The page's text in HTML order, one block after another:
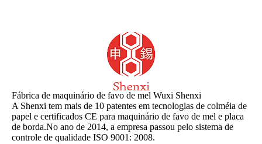
Fábrica de maquinário de favo de mel Wuxi Shenxi
A Shenxi tem mais de 10 patentes em tecnologias de colméia de
papel e certificados CE para maquinário de favo de mel e placa
de borda.No ano de 2014, a empresa passou pelo sistema de
controle de qualidade ISO 9001: 2008.